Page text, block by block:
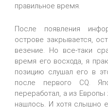
правильное время.
После появления
острове закрывается,
везение. Но все-таки
время его восхода, я
позицию слушал его в
после первого CQ.
переработал, а из
нашлось. И хотя слышно